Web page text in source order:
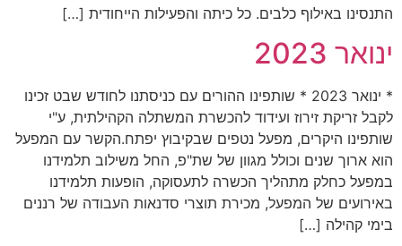
התנסינו באילוף כלבים. כל כיתה והפעילות הייחודית […]
ינואר 2023
* ינואר 2023 * שותפינו ההורים עם כניסתנו לחודש שבט זכינו
לקבל זריקת זירוז ועידוד להכשרת המשתלה הקהילתית, ע"י
שותפינו היקרים, מפעל נטפים שבקיבוץ יפתח.הקשר עם המפעל
הוא ארוך שנים וכולל מגוון של שת"פ, החל משילוב תלמידנו
במפעל כחלק מתהליך הכשרה לתעסוקה, הופעות תלמידנו
באירועים של המפעל, מכירת תוצרי סדנאות העבודה של רננים
בימי קהילה […]